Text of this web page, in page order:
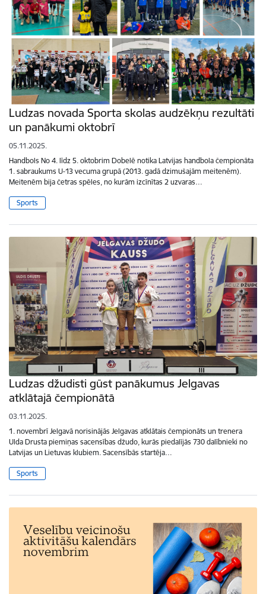
Ludzas novada Sporta skolas audzēkņu rezultāti
un panākumi oktobrī
05.11.2025.
Handbols No 4. līdz 5. oktobrim Dobelē notika Latvijas handbola čempionāta
1. sabraukums U-13 vecuma grupā (2013. gadā dzimušajām meitenēm).
Meitenēm bija četras spēles, no kurām izcīnītas 2 uzvaras…
Sports
Ludzas džudisti gūst panākumus Jelgavas
atklātajā čempionātā
03.11.2025.
1. novembrī Jelgavā norisinājās Jelgavas atklātais čempionāts un trenera
Ulda Drusta piemiņas sacensības džudo, kurās piedalījās 730 dalībnieki no
Latvijas un Lietuvas klubiem. Sacensībās startēja…
Sports